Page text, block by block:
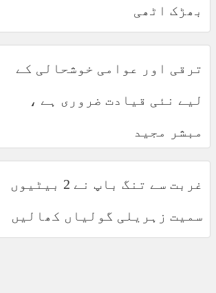
بھڑک اٹھی
ترقی اور عوامی خوشحالی کے
لیے نئی قیادت ضروری ہے ،
مبشر مجید
غربت سے تنگ باپ نے 2 بیٹیوں
سمیت زہریلی گولیاں کھالیں